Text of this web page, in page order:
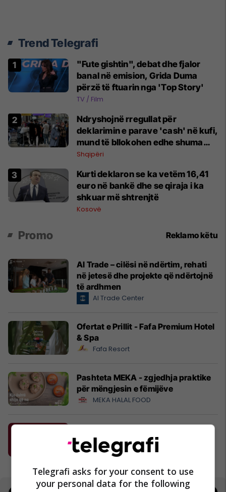
Trend Telegrafi
"Fute gishtin", debat dhe fjalor
banal në emision, Grida Duma
përzë të ftuarin nga 'Top Story'
TV / Film
Ndryshojnë rregullat për
deklarimin e parave 'cash' në kufi,
mund të bllokohen edhe shuma
nën 10 mijë euro
Shqipëri
Kurti deklaron se ka vetëm 16,41
euro në bankë dhe se qiraja i ka
shkuar më shtrenjtë
Kosovë
Promo Reklamo këtu
Al Trade – cilësi në ndërtim, rehati
në jetesë dhe projekte që ndërtojnë
të ardhmen
Al Trade Center
Ofertat e Prillit - Fafa Premium Hotel
& Spa
Fafa Resort
Pashteta MEKA - zgjedhja praktike
për mëngjesin e fëmijëve
MEKA HALAL FOOD
realitet!
Dream Distribution
Telegrafi asks for your consent to use
your personal data for the following